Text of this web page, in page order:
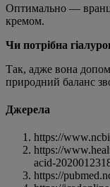
Оптимально —
кремом.
Чи потрібна
Так, адже вона
природний баланс
Джерела
https://
https://
acid-
https://